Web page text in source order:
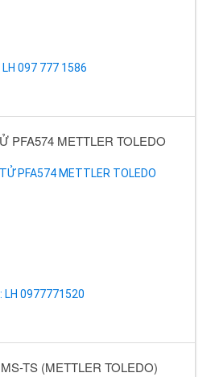
LH 097 777 1586
PFA574 METTLER TOLEDO
LH 0977771520
TS (METTLER TOLEDO)